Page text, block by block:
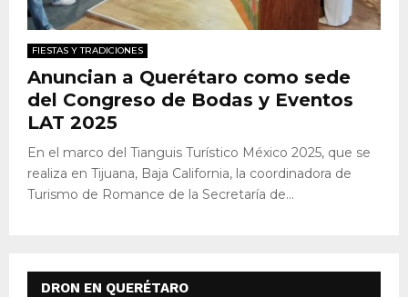
FIESTAS Y TRADICIONES
Anuncian a Querétaro como sede
del Congreso de Bodas y Eventos
LAT 2025
En el marco del Tianguis Turístico México 2025, que se
realiza en Tijuana, Baja California, la coordinadora de
Turismo de Romance de la Secretaría de...
DRON EN QUERÉTARO